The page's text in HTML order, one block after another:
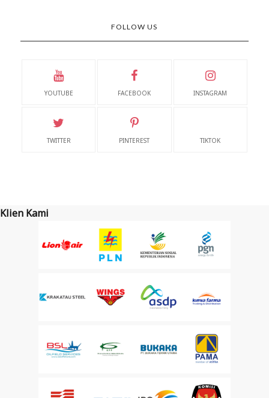
FOLLOW US
YOUTUBE FACEBOOK INSTAGRAM
TWITTER PINTEREST TIKTOK
Klien Kami